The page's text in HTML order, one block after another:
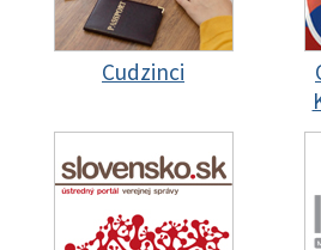
Cudzinci